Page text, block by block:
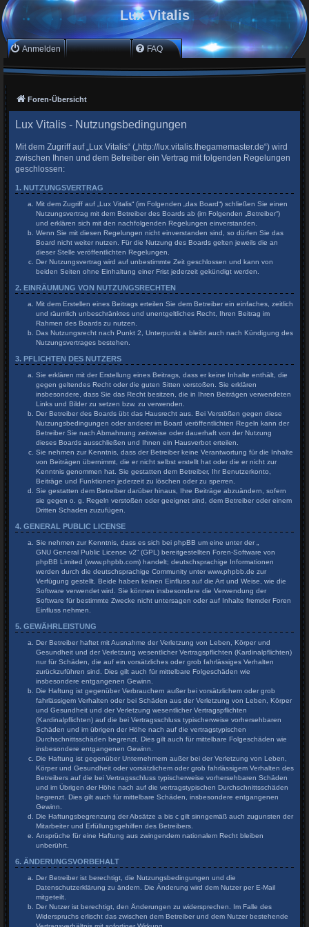
Lux Vitalis
Anmelden Registrieren FAQ
Foren-Übersicht
Lux Vitalis - Nutzungsbedingungen
Mit dem Zugriff auf „Lux Vitalis“ („http://lux.vitalis.thegamemaster.de“) wird
zwischen Ihnen und dem Betreiber ein Vertrag mit folgenden Regelungen
geschlossen:
1. NUTZUNGSVERTRAG
Mit dem Zugriff auf „Lux Vitalis“ (im Folgenden „das Board“) schließen Sie einen
Nutzungsvertrag mit dem Betreiber des Boards ab (im Folgenden „Betreiber“)
und erklären sich mit den nachfolgenden Regelungen einverstanden.
Wenn Sie mit diesen Regelungen nicht einverstanden sind, so dürfen Sie das
Board nicht weiter nutzen. Für die Nutzung des Boards gelten jeweils die an
dieser Stelle veröffentlichten Regelungen.
Der Nutzungsvertrag wird auf unbestimmte Zeit geschlossen und kann von
beiden Seiten ohne Einhaltung einer Frist jederzeit gekündigt werden.
2. EINRÄUMUNG VON NUTZUNGSRECHTEN
Mit dem Erstellen eines Beitrags erteilen Sie dem Betreiber ein einfaches, zeitlich
und räumlich unbeschränktes und unentgeltliches Recht, Ihren Beitrag im
Rahmen des Boards zu nutzen.
Das Nutzungsrecht nach Punkt 2, Unterpunkt a bleibt auch nach Kündigung des
Nutzungsvertrages bestehen.
3. PFLICHTEN DES NUTZERS
Sie erklären mit der Erstellung eines Beitrags, dass er keine Inhalte enthält, die
gegen geltendes Recht oder die guten Sitten verstoßen. Sie erklären
insbesondere, dass Sie das Recht besitzen, die in Ihren Beiträgen verwendeten
Links und Bilder zu setzen bzw. zu verwenden.
Der Betreiber des Boards übt das Hausrecht aus. Bei Verstößen gegen diese
Nutzungsbedingungen oder anderer im Board veröffentlichten Regeln kann der
Betreiber Sie nach Abmahnung zeitweise oder dauerhaft von der Nutzung
dieses Boards ausschließen und Ihnen ein Hausverbot erteilen.
Sie nehmen zur Kenntnis, dass der Betreiber keine Verantwortung für die Inhalte
von Beiträgen übernimmt, die er nicht selbst erstellt hat oder die er nicht zur
Kenntnis genommen hat. Sie gestatten dem Betreiber, Ihr Benutzerkonto,
Beiträge und Funktionen jederzeit zu löschen oder zu sperren.
Sie gestatten dem Betreiber darüber hinaus, Ihre Beiträge abzuändern, sofern
sie gegen o. g. Regeln verstoßen oder geeignet sind, dem Betreiber oder einem
Dritten Schaden zuzufügen.
4. GENERAL PUBLIC LICENSE
Sie nehmen zur Kenntnis, dass es sich bei phpBB um eine unter der „
GNU General Public License v2“ (GPL) bereitgestellten Foren-Software von
phpBB Limited (www.phpbb.com) handelt; deutschsprachige Informationen
werden durch die deutschsprachige Community unter www.phpbb.de zur
Verfügung gestellt. Beide haben keinen Einfluss auf die Art und Weise, wie die
Software verwendet wird. Sie können insbesondere die Verwendung der
Software für bestimmte Zwecke nicht untersagen oder auf Inhalte fremder Foren
Einfluss nehmen.
5. GEWÄHRLEISTUNG
Der Betreiber haftet mit Ausnahme der Verletzung von Leben, Körper und
Gesundheit und der Verletzung wesentlicher Vertragspflichten (Kardinalpflichten)
nur für Schäden, die auf ein vorsätzliches oder grob fahrlässiges Verhalten
zurückzuführen sind. Dies gilt auch für mittelbare Folgeschäden wie
insbesondere entgangenen Gewinn.
Die Haftung ist gegenüber Verbrauchern außer bei vorsätzlichem oder grob
fahrlässigem Verhalten oder bei Schäden aus der Verletzung von Leben, Körper
und Gesundheit und der Verletzung wesentlicher Vertragspflichten
(Kardinalpflichten) auf die bei Vertragsschluss typischerweise vorhersehbaren
Schäden und im übrigen der Höhe nach auf die vertragstypischen
Durchschnittsschäden begrenzt. Dies gilt auch für mittelbare Folgeschäden wie
insbesondere entgangenen Gewinn.
Die Haftung ist gegenüber Unternehmern außer bei der Verletzung von Leben,
Körper und Gesundheit oder vorsätzlichem oder grob fahrlässigem Verhalten des
Betreibers auf die bei Vertragsschluss typischerweise vorhersehbaren Schäden
und im Übrigen der Höhe nach auf die vertragstypischen Durchschnittsschäden
begrenzt. Dies gilt auch für mittelbare Schäden, insbesondere entgangenen
Gewinn.
Die Haftungsbegrenzung der Absätze a bis c gilt sinngemäß auch zugunsten der
Mitarbeiter und Erfüllungsgehilfen des Betreibers.
Ansprüche für eine Haftung aus zwingendem nationalem Recht bleiben
unberührt.
6. ÄNDERUNGSVORBEHALT
Der Betreiber ist berechtigt, die Nutzungsbedingungen und die
Datenschutzerklärung zu ändern. Die Änderung wird dem Nutzer per E-Mail
mitgeteilt.
Der Nutzer ist berechtigt, den Änderungen zu widersprechen. Im Falle des
Widerspruchs erlischt das zwischen dem Betreiber und dem Nutzer bestehende